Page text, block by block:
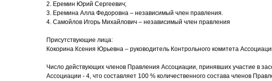
2. Еремин Юрий Сергеевич;
3. Еремина Алла Федоровна – независимый член правления.
4. Самойлов Игорь Михайлович – независимый член правления
Присутствующие лица:
Кокорина Ксения Юрьевна – руководитель Контрольного комитета
Число действующих членов Правления Ассоциации, принявших участие в
Ассоциации - 4, что составляет 100 % количественного состава членов